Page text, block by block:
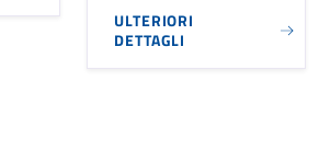
ULTERIORI
DETTAGLI